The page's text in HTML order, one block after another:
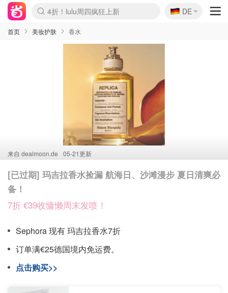
Boticinal 夏促开抢！
4折！lulu周四疯狂上新
还没结束！&OtherStories大促
Joybuy变相75折 随时失效
速领！Stanley独家85折
疑似霸哥！Camper额外叠85折
Zalando 奥莱闪促！每日更新
Moncler反季囤！5折起+叠9折
Coach Brooklyn仅€192
🇩🇪
DE
首页 美妆护肤 香水
来自 dealmoon.de 05-21更新
[已过期] 玛吉拉香水捡漏 航海日、沙滩漫步 夏日清爽必
备！
7折 €39收慵懒周末发喷！
Sephora 现有 玛吉拉香水7折
订单满€25德国境内免运费。
点击购买>>